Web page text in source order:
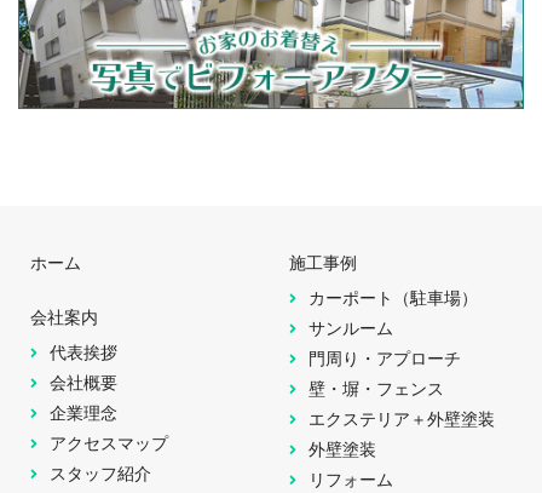
ホーム
会社案内
代表挨拶
会社概要
企業理念
アクセスマップ
スタッフ紹介
施工事例
カーポート（駐車場）
サンルーム
門周り・アプローチ
壁・塀・フェンス
エクステリア＋外壁塗装
外壁塗装
リフォーム